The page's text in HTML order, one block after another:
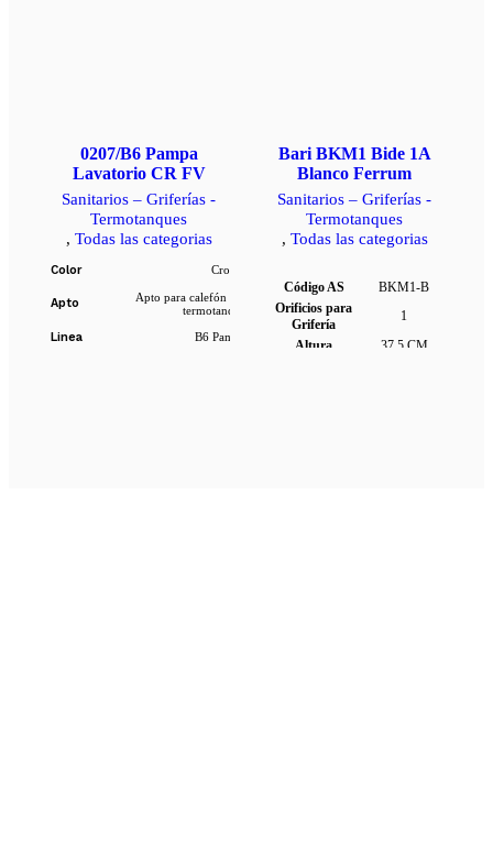
0207/B6 Pampa
Lavatorio CR FV
Sanitarios – Griferías -
Termotanques
, Todas las categorias
Color Cromo
Apto
Apto para calefón y/o
termotanque
Linea B6 Pampa
Bari BKM1 Bide 1A
Blanco Ferrum
Sanitarios – Griferías -
Termotanques
, Todas las categorias
Código AS
BKM1-B
Orificios para
Grifería
1
Altura
37,5 CM